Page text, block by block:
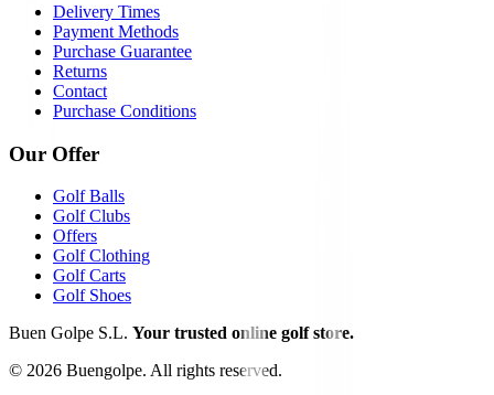
Delivery Times
Payment Methods
Purchase Guarantee
Returns
Contact
Purchase Conditions
Our Offer
Golf Balls
Golf Clubs
Offers
Golf Clothing
Golf Carts
Golf Shoes
Buen Golpe S.L. Your trusted online golf store.
© 2026 Buengolpe. All rights reserved.